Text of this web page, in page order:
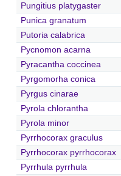
Pungitius platygaster
Punica granatum
Putoria calabrica
Pycnomon acarna
Pyracantha coccinea
Pyrgomorha conica
Pyrgus cinarae
Pyrola chlorantha
Pyrola minor
Pyrrhocorax graculus
Pyrrhocorax pyrrhocorax
Pyrrhula pyrrhula